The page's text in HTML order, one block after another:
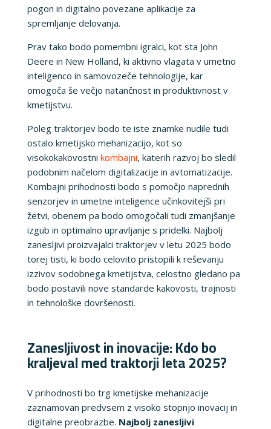
pogon in digitalno povezane aplikacije za
spremljanje delovanja.
Prav tako bodo pomembni igralci, kot sta John
Deere in New Holland, ki aktivno vlagata v umetno
inteligenco in samovozeče tehnologije, kar
omogoča še večjo natančnost in produktivnost v
kmetijstvu.
Poleg traktorjev bodo te iste znamke nudile tudi
ostalo kmetijsko mehanizacijo, kot so
visokokakovostni kombajni, katerih razvoj bo sledil
podobnim načelom digitalizacije in avtomatizacije.
Kombajni prihodnosti bodo s pomočjo naprednih
senzorjev in umetne inteligence učinkovitejši pri
žetvi, obenem pa bodo omogočali tudi zmanjšanje
izgub in optimalno upravljanje s pridelki. Najbolj
zanesljivi proizvajalci traktorjev v letu 2025 bodo
torej tisti, ki bodo celovito pristopili k reševanju
izzivov sodobnega kmetijstva, celostno gledano pa
bodo postavili nove standarde kakovosti, trajnosti
in tehnološke dovršenosti.
Zanesljivost in inovacije: Kdo bo
kraljeval med traktorji leta 2025?
V prihodnosti bo trg kmetijske mehanizacije
zaznamovan predvsem z visoko stopnjo inovacij in
digitalne preobrazbe. Najbolj zanesljivi